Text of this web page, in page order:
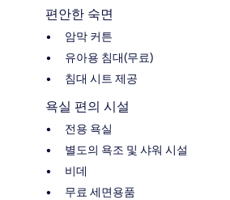
편안한 숙면
암막 커튼
유아용 침대(무료)
침대 시트 제공
욕실 편의 시설
전용 욕실
별도의 욕조 및 샤워 시설
비데
무료 세면용품